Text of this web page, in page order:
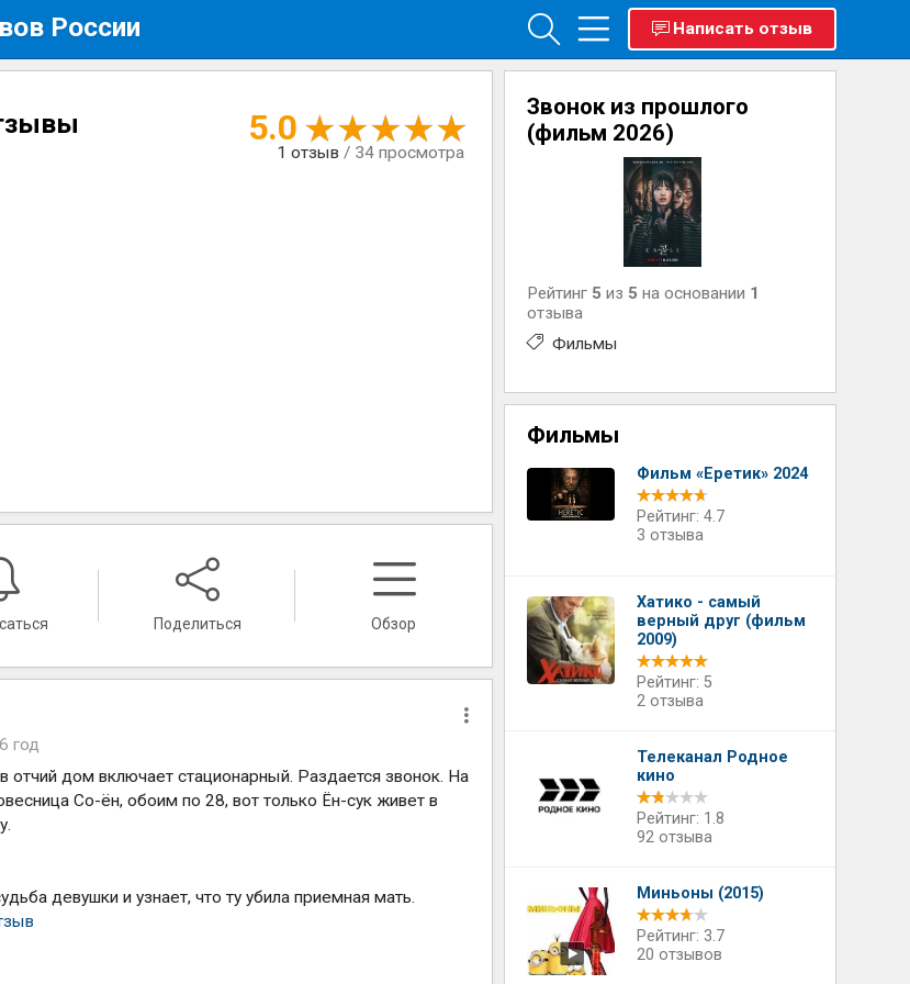
России Написать отзыв
5.0
1 отзыв/ 34 просмотра
Поделиться Обзор
год
дом включает стационарный. Раздается звонок. На
Со-ён, обоим по 28, вот только Ён-сук живет в
девушки и узнает, что ту убила приемная мать.
Звонок из прошлого
(фильм 2026)
Рейтинг 5 из 5 на основании 1
отзыва
Фильмы
Фильмы
Фильм «Еретик» 2024
Рейтинг: 4.7
3 отзыва
Хатико - самый
верный друг (фильм
2009)
Рейтинг: 5
2 отзыва
Телеканал Родное
кино
Рейтинг: 1.8
92 отзыва
Миньоны (2015)
Рейтинг: 3.7
20 отзывов